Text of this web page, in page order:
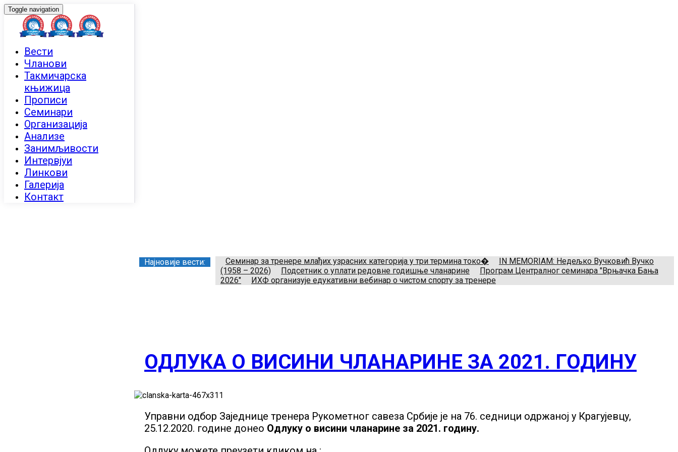
Toggle navigation
Вести
Чланови
Такмичарска
књижица
Прописи
Семинари
Организација
Анализе
Занимљивости
Интервјуи
Линкови
Галерија
Контакт
Најновије вести: Семинар за тренере млађих узрасних категорија у три термина токо�
IN MEMORIAM: Недељко Вучковић Вучко
(1958 – 2026)
Подсетник о уплати редовне годишње чланарине
Програм Централног семинара "Врњачка Бања
2026"
ИХФ организује едукативни вебинар о чистом спорту за тренере
ОДЛУКА О ВИСИНИ ЧЛАНАРИНЕ ЗА 2021. ГОДИНУ
Управни одбор Заједнице тренера Рукометног савеза Србије је на 76. седници одржаној у Крагујевцу,
25.12.2020. године донео Одлуку о висини чланарине за 2021. годину.